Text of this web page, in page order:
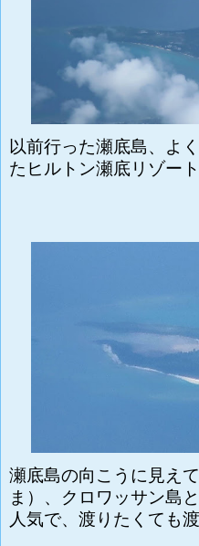
以前行った瀬底島、よ
たヒルトン瀬底リゾー
瀬底島の向こうに見え
ま）、クロワッサン島
人気で、渡りたくても